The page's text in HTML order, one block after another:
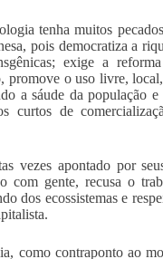
tenha muitos
pois democratiza a
exige a
o uso livre,
a sáude da
curtos de
vezes apontado por
com gente, recusa o
dos ecossistemas e
como contraponto ao